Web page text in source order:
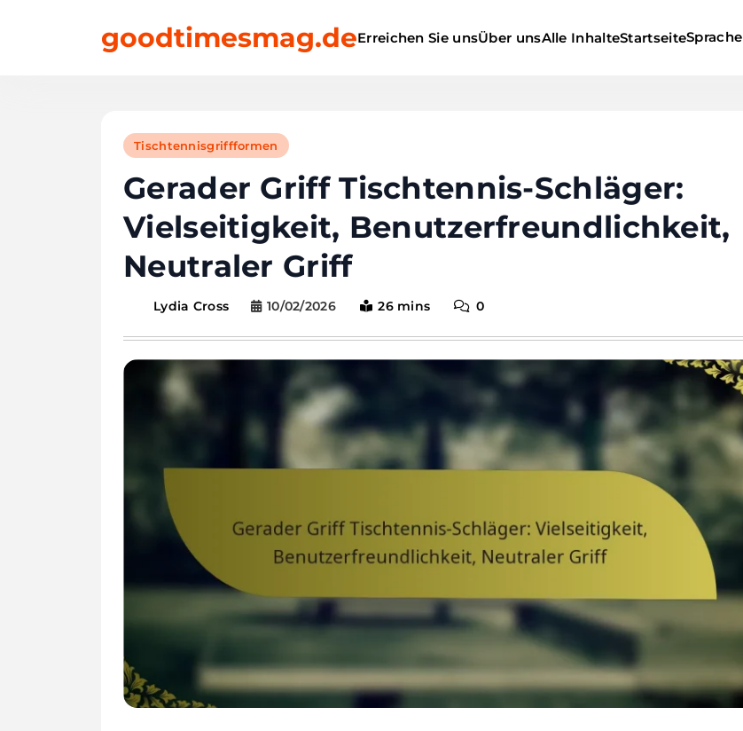
goodtimesmag.deErreichen Sie unsÜber unsAlle InhalteStartseiteSprache
Tischtennisgriffformen
Gerader Griff Tischtennis-Schläger:
Vielseitigkeit, Benutzerfreundlichkeit,
Neutraler Griff
Lydia Cross 10/02/2026 26 mins 0